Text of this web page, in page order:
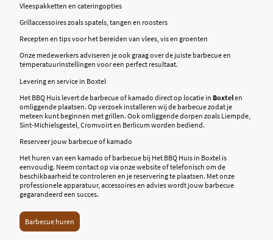
Vleespakketten en cateringopties
Grillaccessoires zoals spatels, tangen en roosters
Recepten en tips voor het bereiden van vlees, vis en groenten
Onze medewerkers adviseren je ook graag over de juiste barbecue en
temperatuurinstellingen voor een perfect resultaat.
Levering en service in Boxtel
Het BBQ Huis levert de barbecue of kamado direct op locatie in Boxtelen
omliggende plaatsen. Op verzoek installeren wij de barbecue zodat je
meteen kunt beginnen met grillen. Ook omliggende dorpen zoals Liempde,
Sint-Michielsgestel, Cromvoirt en Berlicum worden bediend.
Reserveer jouw barbecue of kamado
Het huren van een kamado of barbecue bij Het BBQ Huis in Boxtel is
eenvoudig. Neem contact op via onze website of telefonisch om de
beschikbaarheid te controleren en je reservering te plaatsen. Met onze
professionele apparatuur, accessoires en advies wordt jouw barbecue
gegarandeerd een succes.
Barbecue huren